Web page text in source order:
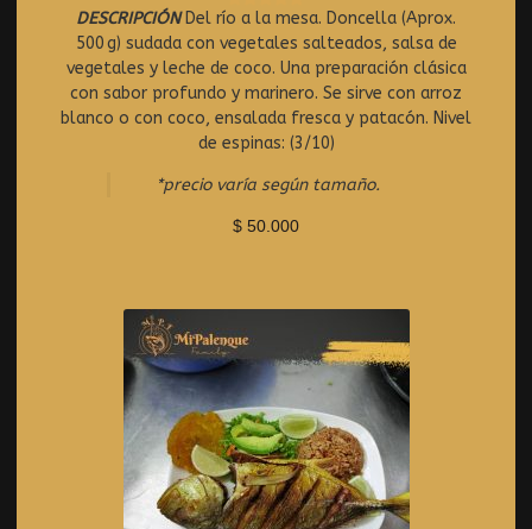
R
a
t
e
o
u
o
DESCRIPCIÓN Del río a la mesa. Doncella (Aprox.
500 g) sudada con vegetales salteados, salsa de
vegetales y leche de coco. Una preparación clásica
con sabor profundo y marinero. Se sirve con arroz
blanco o con coco, ensalada fresca y patacón. Nivel
de espinas: (3/10)
*precio varía según tamaño.
$ 50.000